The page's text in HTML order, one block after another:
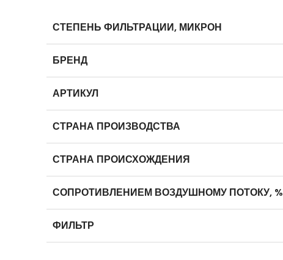
СТЕПЕНЬ ФИЛЬТРАЦИИ, МИКРОН
БРЕНД
АРТИКУЛ
СТРАНА ПРОИЗВОДСТВА
СТРАНА ПРОИСХОЖДЕНИЯ
СОПРОТИВЛЕНИЕМ ВОЗДУШНОМУ ПОТОКУ, %
ФИЛЬТР